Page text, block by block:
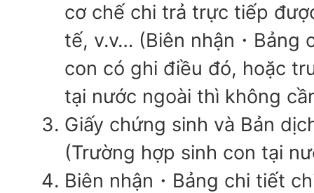
cơ chế chi trả trực tiếp
tế, v.v… (Biên nhận・Bảng
con có ghi điều đó, hoặc
tại nước ngoài thì không
Giấy chứng sinh và Bản
(Trường hợp sinh con tại
Biên nhận・Bảng chi tiết